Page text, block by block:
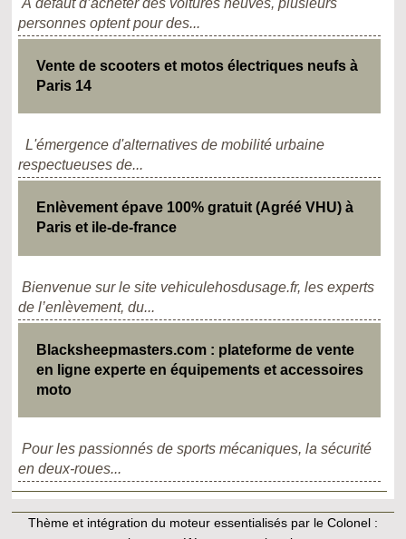
À défaut d’acheter des voitures neuves, plusieurs
personnes optent pour des...
Vente de scooters et motos électriques neufs à
Paris 14
L'émergence d'alternatives de mobilité urbaine
respectueuses de...
Enlèvement épave 100% gratuit (Agréé VHU) à
Paris et ile-de-france
Bienvenue sur le site vehiculehosdusage.fr, les experts
de l’enlèvement, du...
Blacksheepmasters.com : plateforme de vente
en ligne experte en équipements et accessoires
moto
Pour les passionnés de sports mécaniques, la sécurité
en deux-roues...
Thème et intégration du moteur essentialisés par le Colonel :